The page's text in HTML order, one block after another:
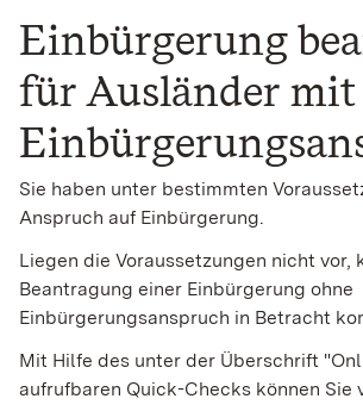
Einbürgerung
für Ausländer mit
Sie haben unter bestimmten
Anspruch auf Einbürgerung.
Liegen die Voraussetzungen nicht vor,
Beantragung einer Einbürgerung ohne
Einbürgerungsanspruch in Betracht
Mit Hilfe des unter der Überschrift
aufrufbaren Quick-Checks können Sie